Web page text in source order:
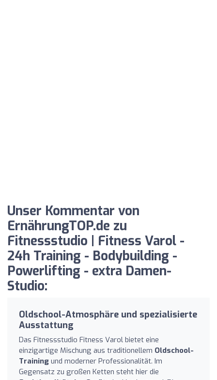
Unser Kommentar von
ErnährungTOP.de zu
Fitnessstudio | Fitness Varol -
24h Training - Bodybuilding -
Powerlifting - extra Damen-
Studio:
Oldschool-Atmosphäre und spezialisierte
Ausstattung
Das Fitnessstudio Fitness Varol bietet eine
einzigartige Mischung aus traditionellem Oldschool-
Training und moderner Professionalität. Im
Gegensatz zu großen Ketten steht hier die